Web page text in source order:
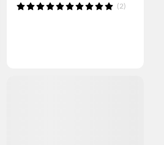
(2)